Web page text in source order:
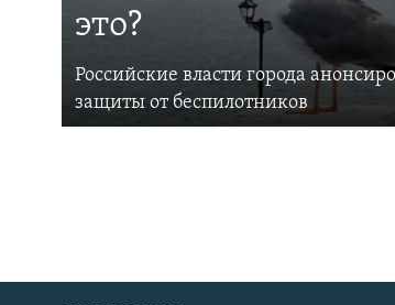
это?
Российские власти города
защиты от беспилотников